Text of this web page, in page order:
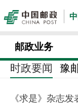
邮政业务
中邮保险
时政要闻 豫
《求是》杂志